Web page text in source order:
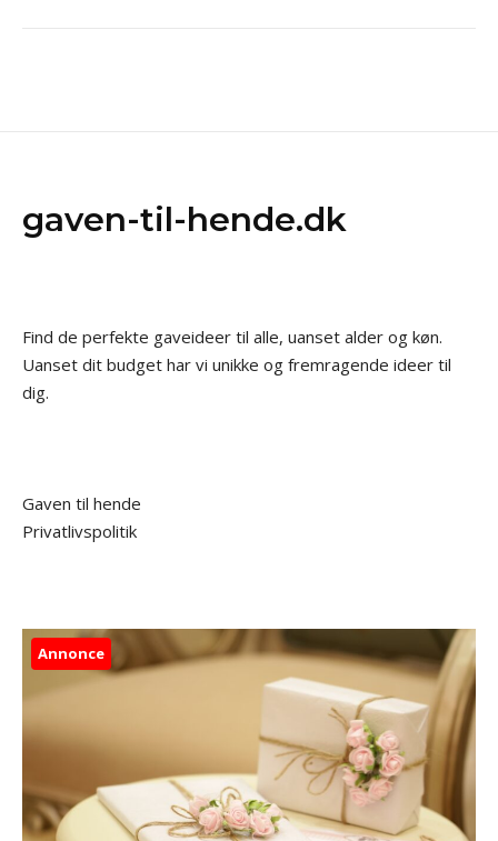
gaven-til-hende.dk
Find de perfekte gaveideer til alle, uanset alder og køn.
Uanset dit budget har vi unikke og fremragende ideer til
dig.
Gaven til hende
Privatlivspolitik
Annonce